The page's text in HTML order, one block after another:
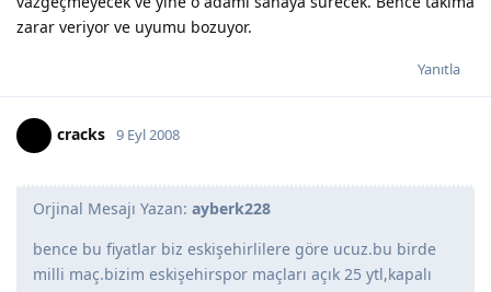
zarar veriyor ve uyumu bozuyor.
Yanıtla
cracks 9 Eyl 2008
Orjinal Mesajı Yazan: ayberk228
bence bu fiyatlar biz eskişehirlilere göre ucuz.bu birde
milli maç.bizim eskişehirspor maçları açık 25 ytl,kapalı